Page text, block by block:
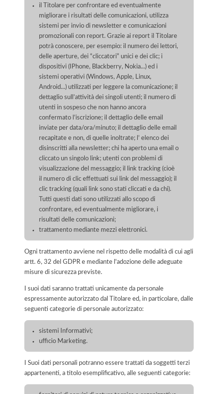
il Titolare per confrontare ed eventualmente
migliorare i risultati delle comunicazioni, utilizza
sistemi per invio di newsletter e comunicazioni
promozionali con report. Grazie ai report il Titolare
potrà conoscere, per esempio: il numero dei lettori,
delle aperture, dei “cliccatori” unici e dei clic; i
dispositivi (IPhone, Blackberry, Nokia...) ed i
sistemi operativi (Windows, Apple, Linux,
Android...) utilizzati per leggere la comunicazione; il
dettaglio sull’attività dei singoli utenti; il numero di
utenti in sospeso che non hanno ancora
confermato l’iscrizione; il dettaglio delle email
inviate per data/ora/minuto; il dettaglio delle email
recapitate e non, di quelle inoltrate; l’ elenco dei
disinscritti alla newsletter; chi ha aperto una email o
cliccato un singolo link; utenti con problemi di
visualizzazione del messaggio; il link tracking (cioè
il numero di clic effettuati sui link del messaggio); il
clic tracking (quali link sono stati cliccati e da chi).
Tutti questi dati sono utilizzati allo scopo di
confrontare, ed eventualmente migliorare, i
risultati delle comunicazioni;
trattamento mediante mezzi elettronici.
Ogni trattamento avviene nel rispetto delle modalità di cui agli
artt. 6, 32 del GDPR e mediante l'adozione delle adeguate
misure di sicurezza previste.
I suoi dati saranno trattati unicamente da personale
espressamente autorizzato dal Titolare ed, in particolare, dalle
seguenti categorie di personale autorizzato:
sistemi Informativi;
ufficio Marketing.
I Suoi dati personali potranno essere trattati da soggetti terzi
appartenenti, a titolo esemplificativo, alle seguenti categorie: